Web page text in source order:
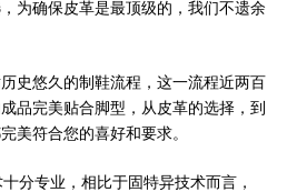
为确保皮革是最顶级的，我们不遗余
史悠久的制鞋流程，这一流程近两百
品完美贴合脚型，从皮革的选择，到
美符合您的喜好和要求。
分专业，相比于固特异技术而言，